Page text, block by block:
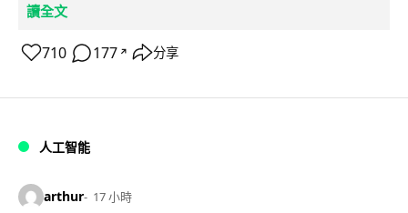
讀全文
710 177 ↗ 分享
人工智能
arthur 17 小時